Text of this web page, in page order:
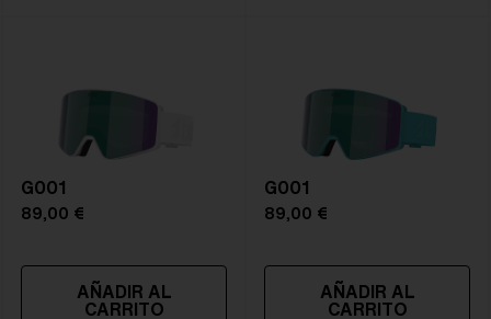
G001
89,00 €
AÑADIR AL
CARRITO
G001
89,00 €
AÑADIR AL
CARRITO